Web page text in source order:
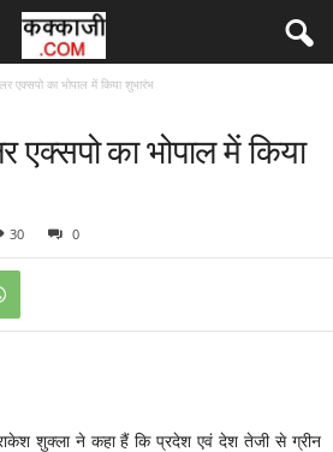
एक्सपो का भोपाल में किया शुभारंभ
एक्सपो का भोपाल में किया
30 0
शुक्ला ने कहा हैं कि प्रदेश एवं देश तेजी से ग्रीन